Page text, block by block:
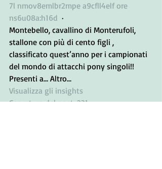
7l nmov8emlbr2mpe a9cfll4elf ore
ns6u08a:h16d
  ·
Montebello, cavallino di Monterufoli,
stallone con più di cento figli ,
classificato quest’anno per i campionati
del mondo di attacchi pony singoli!!
Presenti a… Altro...
Visualizza gli insights
Copertura del post: 231